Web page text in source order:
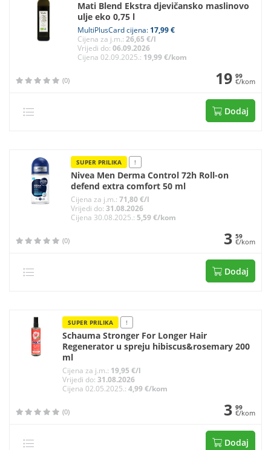
Mati Blend Ekstra djevičansko maslinovo
ulje eko 0,75 l
MultiPlusCard cijena: 17,99 €
Cijena za j.m.:26,65 €/l
Vrijedi do:06.09.2026
Cijena 02.09.2025.: 19,99 €/kom
(0) 19 99
€/kom
Dodaj
SUPER PRILIKA !
Nivea Men Derma Control 72h Roll-on
defend extra comfort 50 ml
Cijena za j.m.: 71,80 €/l
Vrijedi do: 31.08.2026
Cijena 30.08.2025.: 5,59 €/kom
(0) 3 59
€/kom
Dodaj
SUPER PRILIKA !
Schauma Stronger For Longer Hair
Regenerator u spreju hibiscus&rosemary 200
ml
Cijena za j.m.: 19,95 €/l
Vrijedi do: 31.08.2026
Cijena 02.05.2025.: 4,99 €/kom
(0) 3 99
€/kom
Dodaj